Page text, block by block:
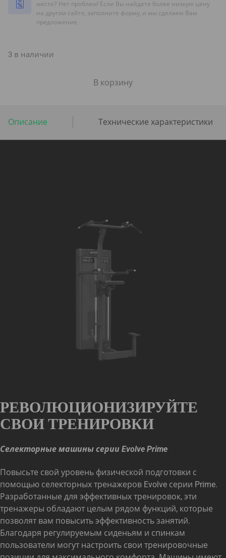
месте? Нет проблем! Если Вы найдете более низкую цену
на другом сайте, заполните форму, и мы сделаем Вам
предложение.
3 в наличии
В корзину
Описание Технические характеристики
РЕВОЛЮЦИОНИЗИРУЙТЕ
СВОИ ТРЕНИРОВКИ
Селекторные машины серии Evolve Prime
Повысьте свой уровень физической подготовки с
помощью селекторных тренажеров Evolve серии Prime.
Разработанные для эффективных тренировок, эти
тренажеры обладают целым рядом функций, которые
позволят вам повысить эффективность занятий.
Благодаря регулируемым сиденьям и спинкам
пользователи могут настроить свои тренировочные